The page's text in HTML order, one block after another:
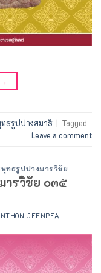
→
ธรูปปางสมาธิ
Tagged
Leave a comment
ทธรูปปางมารวิชัย
ารวิชัย ๐๓๕
JEENPEA